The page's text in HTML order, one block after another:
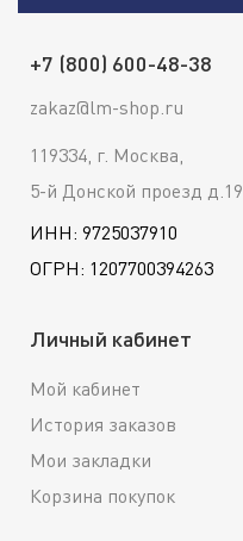
+7 (800) 600-48-38
zakaz@lm-shop.ru
119334, г. Москва,
5-й Донской проезд д.19
ИНН: 9725037910
ОГРН: 1207700394263
Личный кабинет
Мой кабинет
История заказов
Мои закладки
Корзина покупок